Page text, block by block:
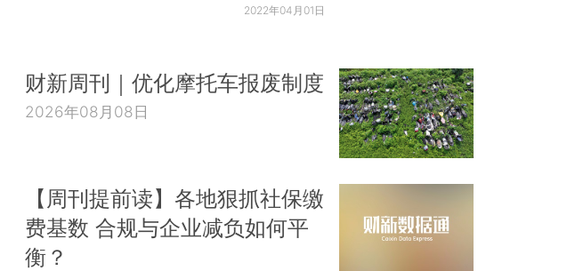
2022年04月01日
财新周刊｜优化摩托车报废制度
2026年08月08日
【周刊提前读】各地狠抓社保缴
费基数 合规与企业减负如何平
衡？